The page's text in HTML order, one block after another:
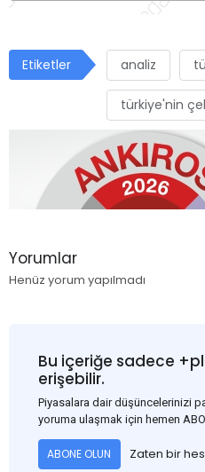
Etiketler analiz
türkiye'nin
Yorumlar
Henüz yorum yapılmadı
Bu içeriğe sadece
erişebilir.
Piyasalara dair düşüncelerinizi
yoruma ulaşmak için hemen
ABONE OLUN Zaten bir